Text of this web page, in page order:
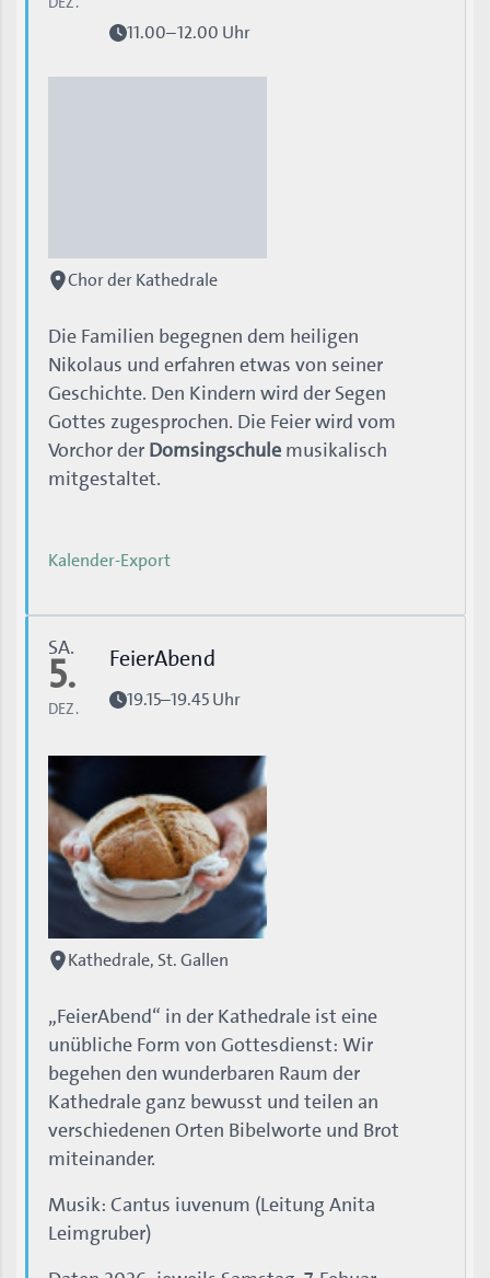
11.00–12.00 Uhr
Chor der Kathedrale
Die Familien begegnen dem heiligen
Nikolaus und erfahren etwas von seiner
Geschichte. Den Kindern wird der Segen
Gottes zugesprochen. Die Feier wird vom
Vorchor der Domsingschulemusikalisch
mitgestaltet.
Kalender-Export
SA.
5.
DEZ.
FeierAbend
19.15–19.45 Uhr
Kathedrale, St. Gallen
„FeierAbend“ in der Kathedrale ist eine
unübliche Form von Gottesdienst: Wir
begehen den wunderbaren Raum der
Kathedrale ganz bewusst und teilen an
verschiedenen Orten Bibelworte und Brot
miteinander.
Musik: Cantus iuvenum (Leitung Anita
Leimgruber)